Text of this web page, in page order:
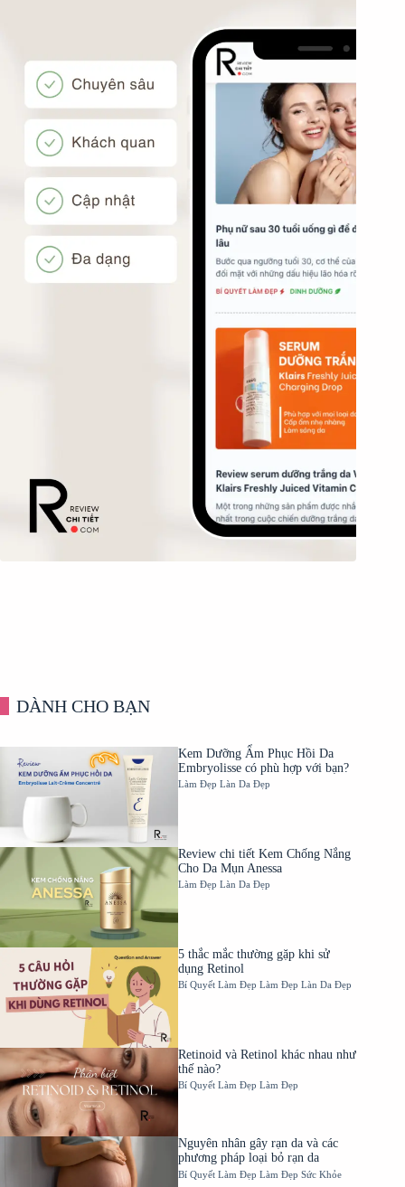
DÀNH CHO BẠN
Kem Dưỡng Ẩm Phục Hồi Da
Embryolisse có phù hợp với bạn?
Làm Đẹp Làn Da Đẹp
Review chi tiết Kem Chống Nắng
Cho Da Mụn Anessa
Làm Đẹp Làn Da Đẹp
5 thắc mắc thường gặp khi sử
dụng Retinol
Bí Quyết Làm Đẹp Làm Đẹp Làn Da Đẹp
Retinoid và Retinol khác nhau như
thế nào?
Bí Quyết Làm Đẹp Làm Đẹp
Nguyên nhân gây rạn da và các
phương pháp loại bỏ rạn da
Bí Quyết Làm Đẹp Làm Đẹp Sức Khỏe